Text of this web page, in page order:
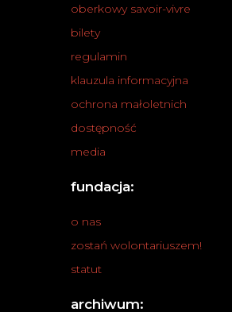
oberkowy savoir-vivre
bilety
regulamin
klauzula informacyjna
ochrona małoletnich
dostępność
media
fundacja:
o nas
zostań wolontariuszem!
statut
archiwum: